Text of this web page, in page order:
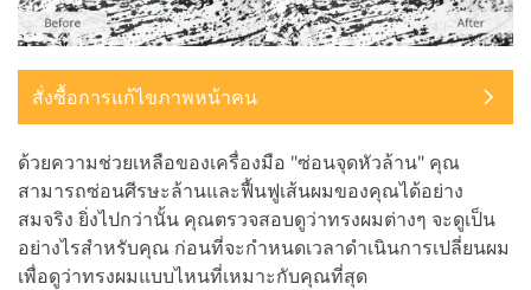
สั่งซื้อการแก้ไขภาพหน้าคน
ด้วยความช่วยเหลือของเครื่องมือ "ซ่อนจุดหัวล้าน" คุณ
สามารถซ่อนศีรษะล้านและฟื้นฟูเส้นผมของคุณได้อย่าง
สมจริง ยิ่งไปกว่านั้น คุณตรวจสอบดูว่าทรงผมต่างๆ จะดูเป็น
อย่างไรสำหรับคุณ ก่อนที่จะกำหนดเวลาดำเนินการเปลี่ยนผม
เพื่อดูว่าทรงผมแบบไหนที่เหมาะกับคุณที่สุด